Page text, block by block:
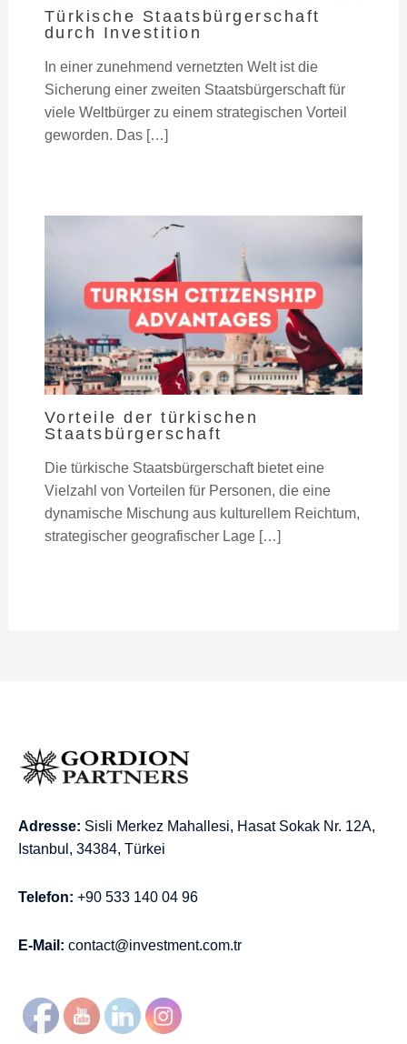
Türkische Staatsbürgerschaft
durch Investition
In einer zunehmend vernetzten Welt ist die
Sicherung einer zweiten Staatsbürgerschaft für
viele Weltbürger zu einem strategischen Vorteil
geworden. Das […]
Vorteile der türkischen
Staatsbürgerschaft
Die türkische Staatsbürgerschaft bietet eine
Vielzahl von Vorteilen für Personen, die eine
dynamische Mischung aus kulturellem Reichtum,
strategischer geografischer Lage […]
Adresse: Sisli Merkez Mahallesi, Hasat Sokak Nr. 12A,
Istanbul, 34384, Türkei
Telefon: +90 533 140 04 96
E-Mail: contact@investment.com.tr